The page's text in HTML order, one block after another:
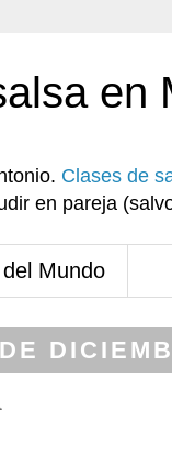
en
Clases de
en pareja
Mundo